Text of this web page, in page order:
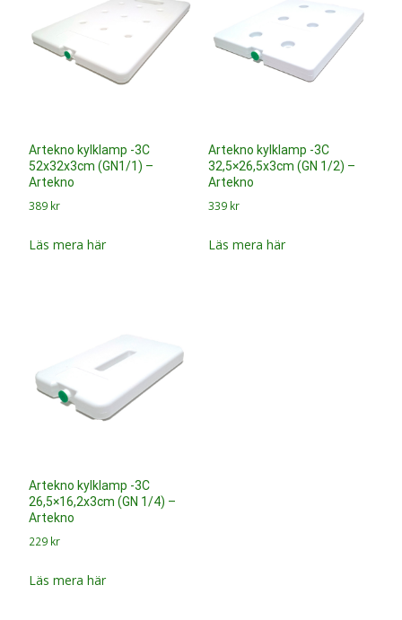
Artekno kylklamp -3C
52x32x3cm (GN1/1) –
Artekno
389 kr
Läs mera här
Artekno kylklamp -3C
32,5×26,5x3cm (GN 1/2) –
Artekno
339 kr
Läs mera här
Artekno kylklamp -3C
26,5×16,2x3cm (GN 1/4) –
Artekno
229 kr
Läs mera här